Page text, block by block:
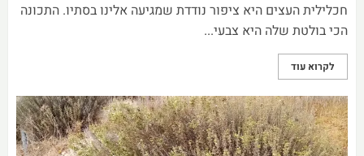
חכלילית העצים היא ציפור נודדת שמגיעה אלינו בסתיו. התכונה
הכי בולטת שלה היא צבעי...
לקרוא עוד